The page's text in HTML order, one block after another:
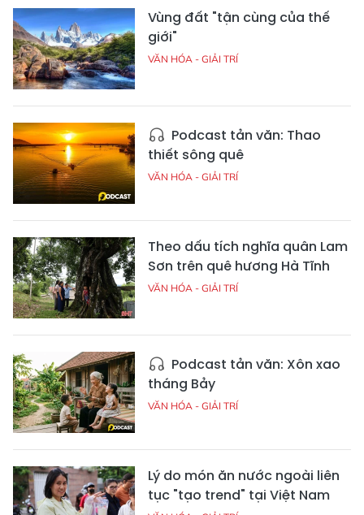
Vùng đất "tận cùng của thế
giới"
VĂN HÓA - GIẢI TRÍ
Podcast tản văn: Thao
thiết sông quê
VĂN HÓA - GIẢI TRÍ
Theo dấu tích nghĩa quân Lam
Sơn trên quê hương Hà Tĩnh
VĂN HÓA - GIẢI TRÍ
Podcast tản văn: Xôn xao
tháng Bảy
VĂN HÓA - GIẢI TRÍ
Lý do món ăn nước ngoài liên
tục "tạo trend" tại Việt Nam